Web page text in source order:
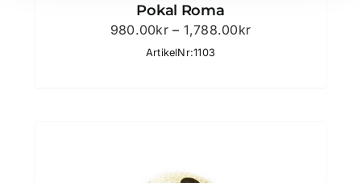
Pokal Roma
980.00kr – 1,788.00krPrisintervall:
ArtikelNr:1103